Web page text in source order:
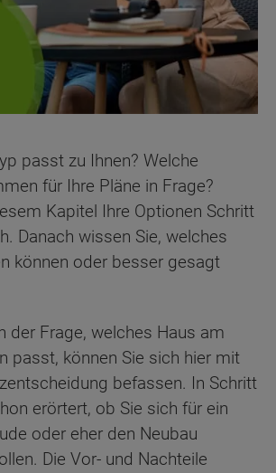
passt zu Ihnen? Welche
für Ihre Pläne in Frage?
Kapitel Ihre Optionen Schritt
Danach wissen Sie, welches
können oder besser gesagt
der Frage, welches Haus am
passt, können Sie sich hier mit
befassen. In Schritt
erörtert, ob Sie sich für ein
oder eher den Neubau
Die Vor- und Nachteile